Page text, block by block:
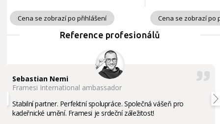
Cena se zobrazí po přihlášení Cena se zobrazí po
Reference profesionálů
Sebastian Nemi
Framesi International ambassador
Stabilní partner. Perfektní spolupráce. Společná vášeň pro
kadeřnické umění. Framesi je srdeční záležitost!